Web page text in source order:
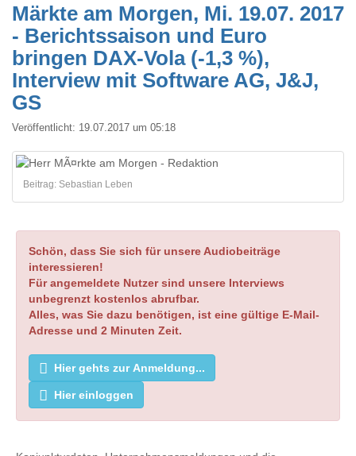
Märkte am Morgen, Mi. 19.07. 2017
- Berichtssaison und Euro
bringen DAX-Vola (-1,3 %),
Interview mit Software AG, J&J,
GS
Veröffentlicht: 19.07.2017 um 05:18
Beitrag: Sebastian Leben
Schön, dass Sie sich für unsere Audiobeiträge
interessieren!
Für angemeldete Nutzer sind unsere Interviews
unbegrenzt kostenlos abrufbar.
Alles, was Sie dazu benötigen, ist eine gültige E-Mail-
Adresse und 2 Minuten Zeit.
Hier gehts zur Anmeldung...
Hier einloggen